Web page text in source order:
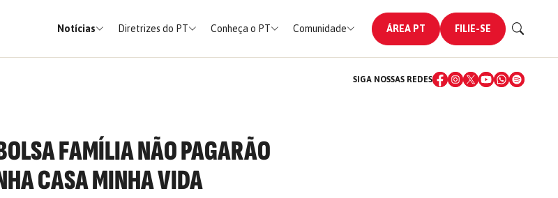
Notícias Diretrizes do PT Conheça o PT Comunidade ÁREA PT FILIE-SE
SIGA NOSSAS REDES
FAMÍLIA NÃO PAGARÃO
CASA MINHA VIDA